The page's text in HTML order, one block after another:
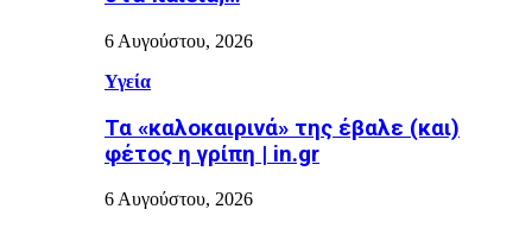
6 Αυγούστου, 2026
Υγεία
Τα «καλοκαιρινά» της έβαλε (και)
φέτος η γρίπη | in.gr
6 Αυγούστου, 2026